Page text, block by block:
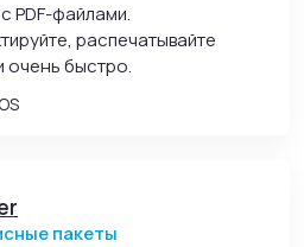
PDF-файлами.
распечатывайте
очень быстро.
пакеты